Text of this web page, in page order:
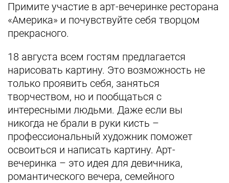
Примите участие в арт-вечеринке ресторана
«Америка» и почувствуйте себя творцом
прекрасного.
18 августа всем гостям предлагается
нарисовать картину. Это возможность не
только проявить себя, заняться
творчеством, но и пообщаться с
интересными людьми. Даже если вы
никогда не брали в руки кисть –
профессиональный художник поможет
освоиться и написать картину. Арт-
вечеринка – это идея для девичника,
романтического вечера, семейного